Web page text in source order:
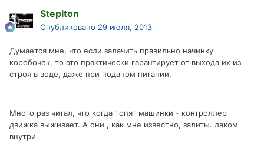
Steplton
Опубликовано 29 июля, 2013
Думается мне, что если залачить правильно начинку
коробочек, то это практически гарантирует от выхода их из
строя в воде, даже при поданом питании.
Много раз читал, что когда топят машинки - контроллер
движка выживает. А они , как мне известно, залиты. лаком
внутри.